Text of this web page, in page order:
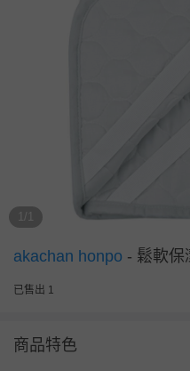
1/1
akachan honpo - 鬆軟保
已售出 1
商品特色